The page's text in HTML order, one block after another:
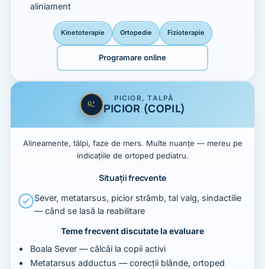
aliniament
Kinetoterapie Ortopedie Fizioterapie
Programare online
PICIOR, TALPĂ
PICIOR (COPIL)
Alineamente, tălpi, faze de mers. Multe nuanțe — mereu pe
indicațiile de ortoped pediatru.
Situații frecvente
Sever, metatarsus, picior strâmb, tal valg, sindactilie
— când se lasă la reabilitare
Teme frecvent discutate la evaluare
Boala Sever — călcâi la copii activi
Metatarsus adductus — corecții blânde, ortoped